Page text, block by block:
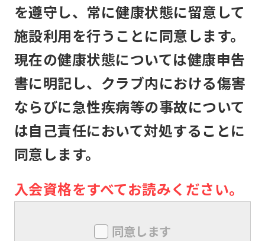
メンバーは、自己の責任と危険負担に
おいて、他のメンバーと協調して、本
クラブの施設を利用するものとしま
す。
本クラブは、メンバーが本クラブの施
設利用中に生じた盗難、怪我その他の
事故について、本クラブの責に帰すべ
き事由がない限り、責任は負いませ
トラブルについても同様とします。
メンバーは、本クラブにおいて、技量
を遵守し、常に健康状態に留意して
施設利用を行うことに同意します。
現在の健康状態については健康申告
書に明記し、クラブ内における傷害
ならびに急性疾病等の事故について
は自己責任において対処することに
同意します。
入会資格をすべてお読みください。
同意します